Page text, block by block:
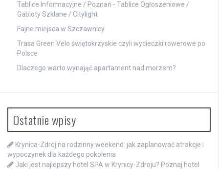
Tablice Informacyjne / Poznań - Tablice Ogłoszeniowe /
Gabloty Szklane / Citylight
Fajne miejsca w Szczawnicy
Trasa Green Velo świętokrzyskie czyli wycieczki rowerowe po
Polsce
Dlaczego warto wynająć apartament nad morzem?
Ostatnie wpisy
Krynica-Zdrój na rodzinny weekend: jak zaplanować atrakcje i
wypoczynek dla każdego pokolenia
Jaki jest najlepszy hotel SPA w Krynicy-Zdroju? Poznaj hotel